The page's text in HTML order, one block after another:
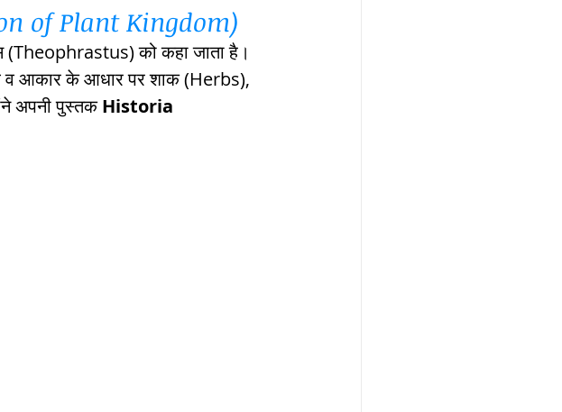
british raj
स्थिति एवं विस्तार, india
of Plant Kingdom)
(Theophrastus) को कहा जाता है।
व आकार के आधार पर शाक (Herbs),
अपनी पुस्तक Historia